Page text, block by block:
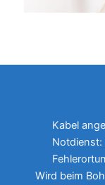
Kabel
Notdienst:
Wird beim